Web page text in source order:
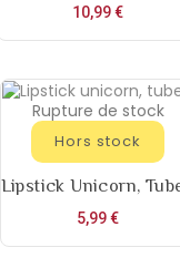
10,99 €Prix
Rupture de stock
Hors stock
Lipstick Unicorn,
5,99 €Prix